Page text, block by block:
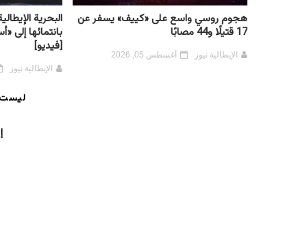
هجوم روسي واسع على «كييف» يسفر عن
17 قتيلًا و44 مصابًا
الإيطالية نيوز أغسطس 05, 2026
البحرية
بانتمائها إلى
[فيديو]
الإيطالية نيوز